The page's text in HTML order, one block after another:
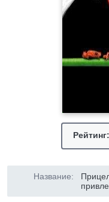
Рейтинг:
Название: